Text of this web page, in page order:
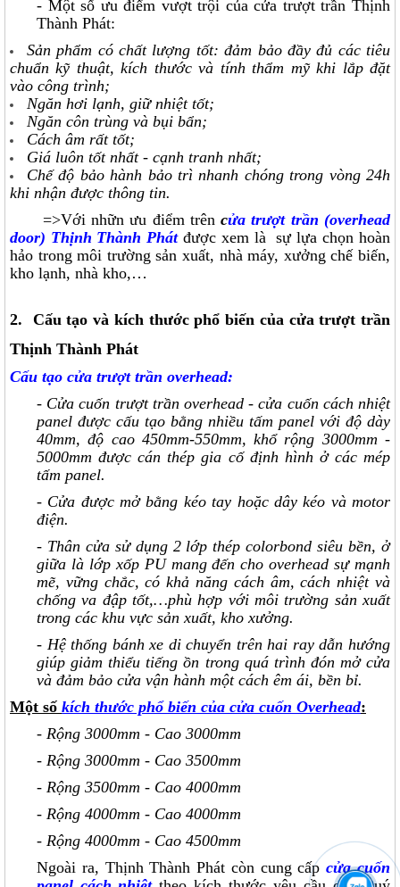
- Một số ưu điểm vượt trội của cửa trượt trần Thịnh
Thành Phát:
Sản phẩm có chất lượng tốt: đảm bảo đầy đủ các tiêu
chuẩn kỹ thuật, kích thước và tính thẩm mỹ khi lắp đặt
vào công trình;
Ngăn hơi lạnh, giữ nhiệt tốt;
Ngăn côn trùng và bụi bẩn;
Cách âm rất tốt;
Giá luôn tốt nhất - cạnh tranh nhất;
Chế độ bảo hành bảo trì nhanh chóng trong vòng 24h
khi nhận được thông tin.
=>Với nhữn ưu điểm trên cửa trượt trần (overhead
door) Thịnh Thành Phátđược xem là sự lựa chọn hoàn
hảo trong môi trường sản xuất, nhà máy, xưởng chế biến,
kho lạnh, nhà kho,…
2. Cấu tạo và kích thước phổ biến của cửa trượt trần
Thịnh Thành Phát
Cấu tạo cửa trượt trần overhead:
- Cửa cuốn trượt trần overhead - cửa cuốn cách nhiệt
panel được cấu tạo bằng nhiều tấm panel với độ dày
40mm, độ cao 450mm-550mm, khổ rộng 3000mm -
5000mm được cán thép gia cố định hình ở các mép
tấm panel.
- Cửa được mở bằng kéo tay hoặc dây kéo và motor
điện.
- Thân cửa sử dụng 2 lớp thép colorbond siêu bền, ở
giữa là lớp xốp PU mang đến cho overhead sự mạnh
mẽ, vững chắc, có khả năng cách âm, cách nhiệt và
chống va đập tốt,…phù hợp với môi trường sản xuất
trong các khu vực sản xuất, kho xưởng.
- Hệ thống bánh xe di chuyển trên hai ray dẫn hướng
giúp giảm thiểu tiếng ồn trong quá trình đón mở cửa
và đảm bảo cửa vận hành một cách êm ái, bền bỉ.
Một số kích thước phổ biến của cửa cuốn Overhead:
- Rộng 3000mm - Cao 3000mm
- Rộng 3000mm - Cao 3500mm
- Rộng 3500mm - Cao 4000mm
- Rộng 4000mm - Cao 4000mm
- Rộng 4000mm - Cao 4500mm
Ngoài ra, Thịnh Thành Phát còn cung cấp cửa cuốn